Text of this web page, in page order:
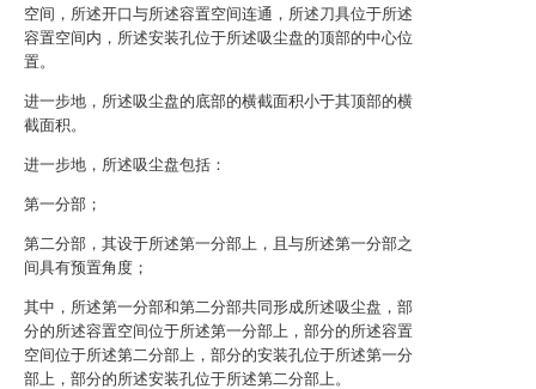
空间，所述开口与所述容置空间连通，所述刀具位于所述
容置空间内，所述安装孔位于所述吸尘盘的顶部的中心位
置。
进一步地，所述吸尘盘的底部的横截面积小于其顶部的横
截面积。
进一步地，所述吸尘盘包括：
第一分部；
第二分部，其设于所述第一分部上，且与所述第一分部之
间具有预置角度；
其中，所述第一分部和第二分部共同形成所述吸尘盘，部
分的所述容置空间位于所述第一分部上，部分的所述容置
空间位于所述第二分部上，部分的安装孔位于所述第一分
部上，部分的所述安装孔位于所述第二分部上。